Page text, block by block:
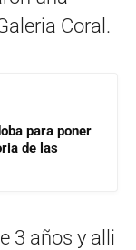
Coral.
para poner
de las
3 años y alli